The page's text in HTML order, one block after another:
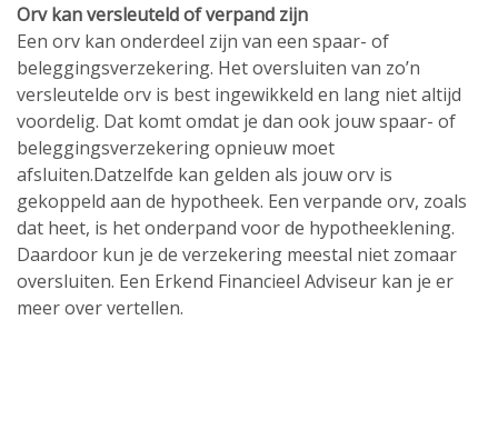
Orv kan versleuteld of verpand zijn
Een orv kan onderdeel zijn van een spaar- of
beleggingsverzekering. Het oversluiten van zo’n
versleutelde orv is best ingewikkeld en lang niet altijd
voordelig. Dat komt omdat je dan ook jouw spaar- of
beleggingsverzekering opnieuw moet
afsluiten.Datzelfde kan gelden als jouw orv is
gekoppeld aan de hypotheek. Een verpande orv, zoals
dat heet, is het onderpand voor de hypotheeklening.
Daardoor kun je de verzekering meestal niet zomaar
oversluiten. Een Erkend Financieel Adviseur kan je er
meer over vertellen.